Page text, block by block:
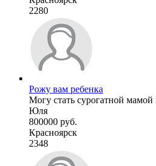
2280
Рожу вам ребенка
Могу стать сурогатной
Юля
800000 руб.
Красноярск
2348